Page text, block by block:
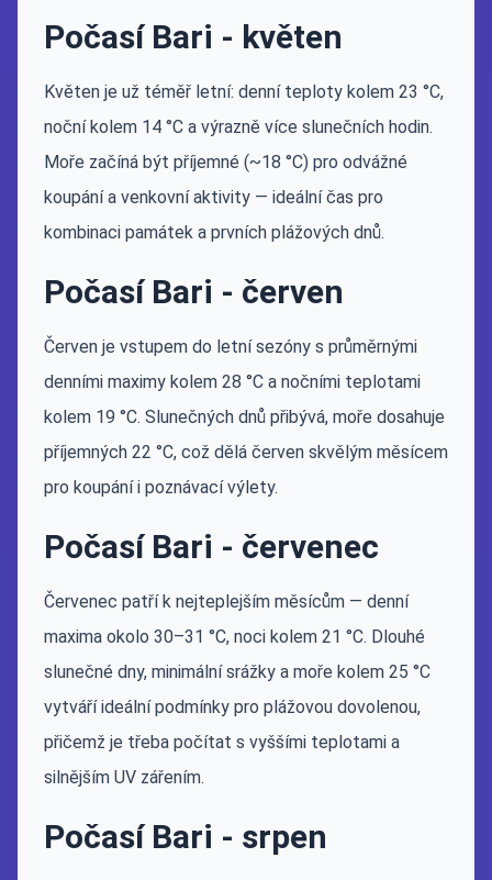
Počasí Bari - květen
Květen je už téměř letní: denní teploty kolem 23 °C,
noční kolem 14 °C a výrazně více slunečních hodin.
Moře začíná být příjemné (~18 °C) pro odvážné
koupání a venkovní aktivity — ideální čas pro
kombinaci památek a prvních plážových dnů.
Počasí Bari - červen
Červen je vstupem do letní sezóny s průměrnými
denními maximy kolem 28 °C a nočními teplotami
kolem 19 °C. Slunečných dnů přibývá, moře dosahuje
příjemných 22 °C, což dělá červen skvělým měsícem
pro koupání i poznávací výlety.
Počasí Bari - červenec
Červenec patří k nejteplejším měsícům — denní
maxima okolo 30–31 °C, noci kolem 21 °C. Dlouhé
slunečné dny, minimální srážky a moře kolem 25 °C
vytváří ideální podmínky pro plážovou dovolenou,
přičemž je třeba počítat s vyššími teplotami a
silnějším UV zářením.
Počasí Bari - srpen